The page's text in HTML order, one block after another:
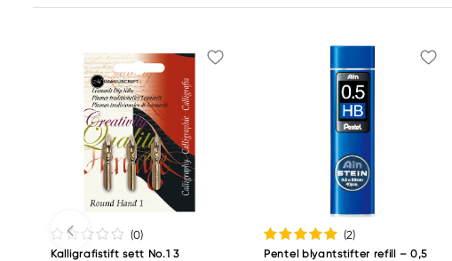
Service@p-klitgaard.dk
(0)
Kalligrafistift sett No.1 3
(2)
Pentel blyantstifter refill – 0,5